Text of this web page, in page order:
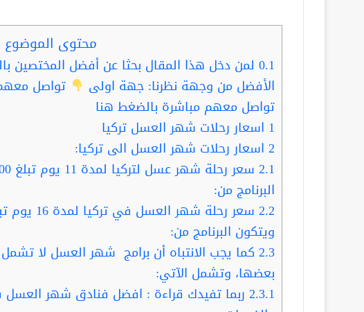
محتوى الموضوع
0.1 لمن دخل هذا المقال بحثا عن أفضل المختصين
الأفضل من وجهة نظرنا: جهة اولى
تواصل
تواصل معهم مباشرة بالضغط هنا
1 اسعار رحلات شهر العسل تركيا
2 اسعار رحلات شهر العسل الى تركيا:
2.1
البرنامج من:
2.2
ويتكون البرنامج من:
2.3 كما يجب الانتباه أن برامج شهر العسل لا
بعضها، وتشمل الآتي:
2.3.1 ربما تفيدك قراءة : افضل فنادق شهر العسل